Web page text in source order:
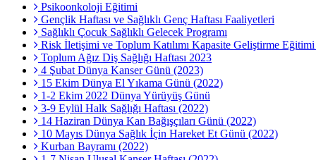
Psikoonkoloji Eğitimi
Gençlik Haftası ve Sağlıklı Genç Haftası Faaliyetleri
Sağlıklı Çocuk Sağlıklı Gelecek Programı
Risk İletişimi ve Toplum Katılımı Kapasite Geliştirme
Toplum Ağız Diş Sağlığı Haftası 2023
4 Şubat Dünya Kanser Günü (2023)
15 Ekim Dünya El Yıkama Günü (2022)
1-2 Ekim 2022 Dünya Yürüyüş Günü
3-9 Eylül Halk Sağlığı Haftası (2022)
14 Haziran Dünya Kan Bağışçıları Günü (2022)
10 Mayıs Dünya Sağlık İçin Hareket Et Günü (2022)
Kurban Bayramı (2022)